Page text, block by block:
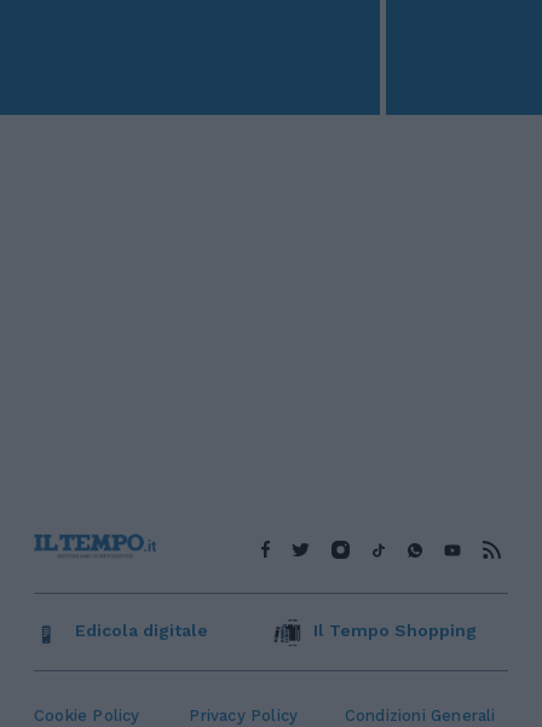
Cookie Policy Privacy Policy Condizioni Generali
Edicola digitale Il Tempo Shopping